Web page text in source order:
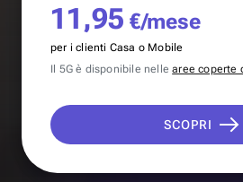
11,95 €/mese
per i clienti Casa o Mobile
Il 5G è disponibile nellearee coperte
SCOPRI